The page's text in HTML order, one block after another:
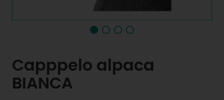
Capppelo alpaca
BIANCA